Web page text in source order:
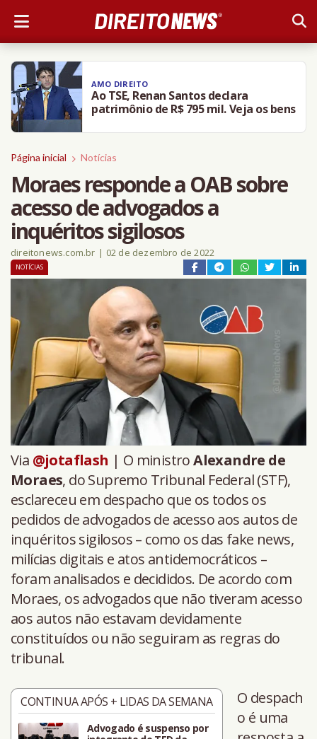
AMO DIREITO
Ao TSE, Renan Santos declara
patrimônio de R$ 795 mil. Veja os bens
Página inicial Notícias
Moraes responde a OAB sobre
acesso de advogados a
inquéritos sigilosos
direitonews.com.br | 02 de dezembro de 2022
NOTÍCIAS
Via @jotaflash | O ministroAlexandre de
Moraes, do Supremo Tribunal Federal (STF),
esclareceu em despacho que os todos os
pedidos de advogados de acesso aos autos de
inquéritos sigilosos – como os das fake news,
milícias digitais e atos antidemocráticos –
foram analisados e decididos. De acordo com
Moraes, os advogados que não tiveram acesso
aos autos não estavam devidamente
constituídos ou não seguiram as regras do
tribunal.
CONTINUA APÓS + LIDAS DA SEMANA
Advogado é suspenso por
O despach
o é uma